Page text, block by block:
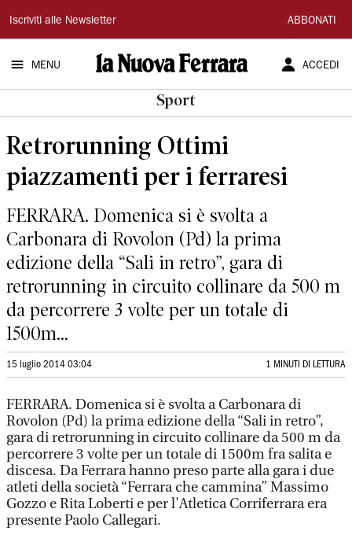
La
Nuova
Ferrara
Iscriviti alle Newsletter ABBONATI
MENU ACCEDI
Sport
Retrorunning Ottimi
piazzamenti per i ferraresi
FERRARA. Domenica si è svolta a
Carbonara di Rovolon (Pd) la prima
edizione della “Sali in retro”, gara di
retrorunning in circuito collinare da 500 m
da percorrere 3 volte per un totale di
1500m...
15 luglio 2014 03:04 1 MINUTI DI LETTURA
FERRARA. Domenica si è svolta a Carbonara di
Rovolon (Pd) la prima edizione della “Sali in retro”,
gara di retrorunning in circuito collinare da 500 m da
percorrere 3 volte per un totale di 1500m fra salita e
discesa. Da Ferrara hanno preso parte alla gara i due
atleti della società “Ferrara che cammina” Massimo
Gozzo e Rita Loberti e per l'Atletica Corriferrara era
presente Paolo Callegari.